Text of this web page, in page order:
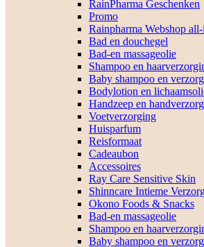
RainPharma Geschenken
Promo
Rainpharma Webshop
Bad en douchegel
Bad-en massageolie
Shampoo en
Baby shampoo en
Bodylotion en
Handzeep en
Voetverzorging
Huisparfum
Reisformaat
Cadeaubon
Accessoires
Ray Care Sensitive Skin
Shinncare Intieme
Okono Foods & Snacks
Bad-en massageolie
Shampoo en
Baby shampoo en